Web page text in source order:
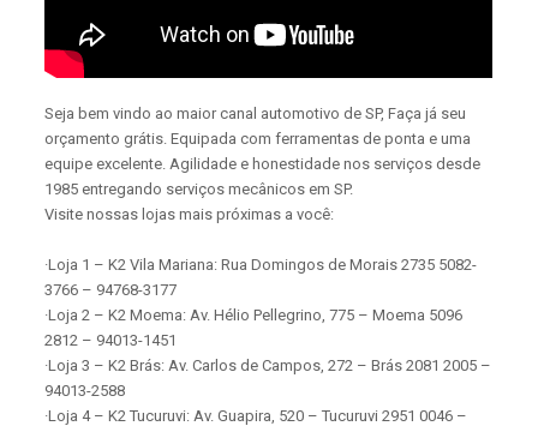
Seja bem vindo ao maior canal automotivo de SP, Faça já seu
orçamento grátis. Equipada com ferramentas de ponta e uma
equipe excelente. Agilidade e honestidade nos serviços desde
1985 entregando serviços mecânicos em SP.
Visite nossas lojas mais próximas a você:
·Loja 1 – K2 Vila Mariana: Rua Domingos de Morais 2735 5082-
3766 – 94768-3177
·Loja 2 – K2 Moema: Av. Hélio Pellegrino, 775 – Moema 5096
2812 – 94013-1451
·Loja 3 – K2 Brás: Av. Carlos de Campos, 272 – Brás 2081 2005 –
94013-2588
·Loja 4 – K2 Tucuruvi: Av. Guapira, 520 – Tucuruvi 2951 0046 –